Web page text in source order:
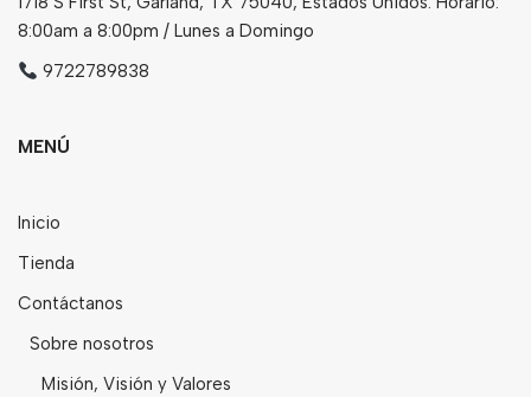
8:00am a 8:00pm / Lunes a Domingo
9722789838
MENÚ
Inicio
Tienda
Contáctanos
Sobre nosotros
Misión, Visión y Valores